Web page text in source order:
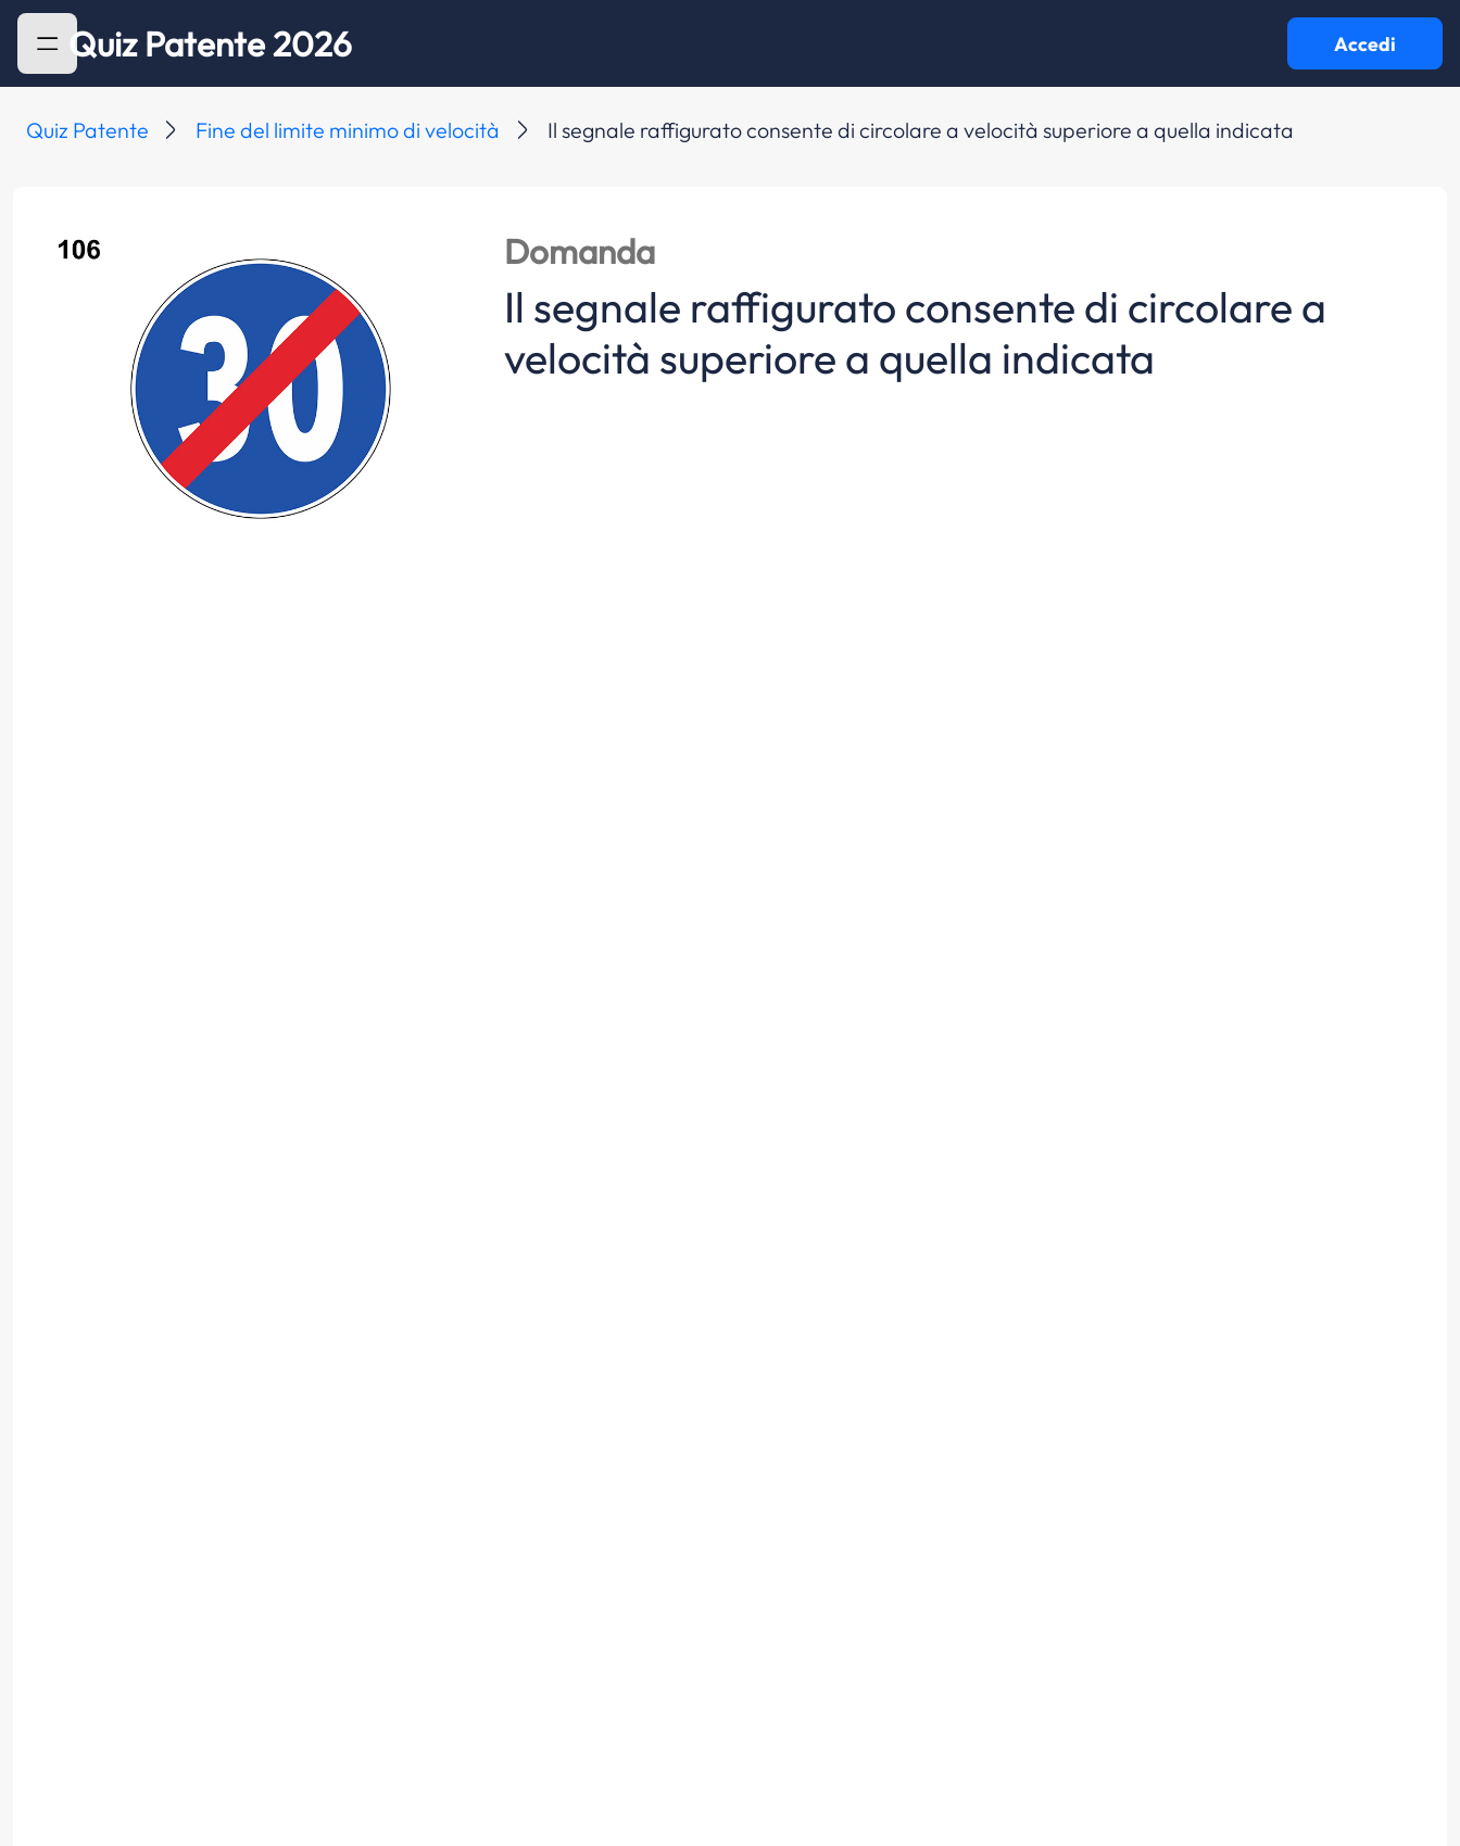
Quiz Patente 2026 Accedi
Quiz Patente Fine del limite minimo di velocità Il segnale raffigurato consente di circolare a velocità superiore a quella indicata
Domanda
Il segnale raffigurato consente di circolare a
velocità superiore a quella indicata